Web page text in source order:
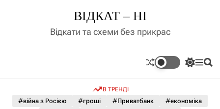
д
ВІДКАТ – НІ
Відкати та схеми без прикрас
П
м
М П
В ТРЕНДІ
#війна з Росією #гроші #Приватбанк
#економіка